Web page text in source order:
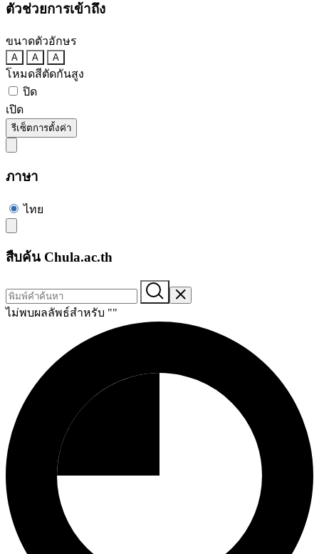
ตัวช่วยการเข้าถึง
ขนาดตัวอักษร
A A A
โหมดสีตัดกันสูง
ปิด
เปิด
รีเซ็ตการตั้งค่า
ภาษา
ไทย
สืบค้น Chula.ac.th
ไม่พบผลลัพธ์สำหรับ ""